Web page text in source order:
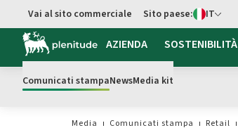
Vai al contenuto principale
Vai al sito commerciale Switch di Lingua
Sito paese: IT
AZIENDA SOSTENIBILITÀ
Comunicati stampaNewsMedia kit
Media Comunicati stampa Retail